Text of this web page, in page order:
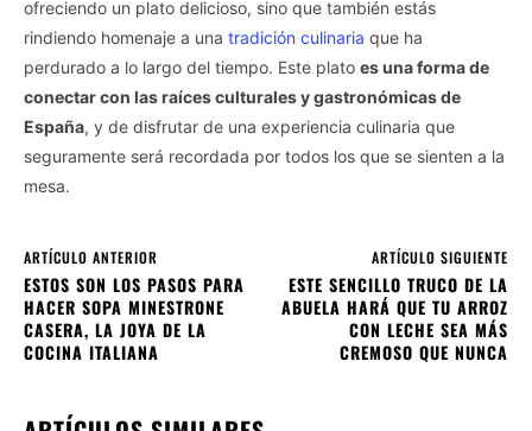
ofreciendo un plato delicioso, sino que también estás
rindiendo homenaje a una tradición culinaria que ha
perdurado a lo largo del tiempo. Este plato es una forma de
conectar con las raíces culturales y gastronómicas de
España, y de disfrutar de una experiencia culinaria que
seguramente será recordada por todos los que se sienten a la
mesa.
ARTÍCULO ANTERIOR
ESTOS SON LOS PASOS PARA
HACER SOPA MINESTRONE
CASERA, LA JOYA DE LA
COCINA ITALIANA
ARTÍCULO SIGUIENTE
ESTE SENCILLO TRUCO DE LA
ABUELA HARÁ QUE TU ARROZ
CON LECHE SEA MÁS
CREMOSO QUE NUNCA